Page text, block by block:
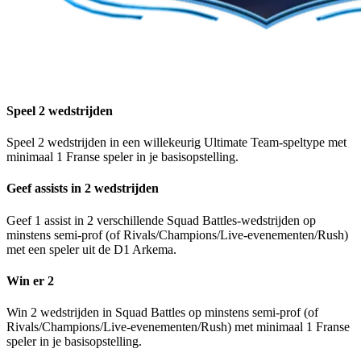
Speel 2 wedstrijden
Speel 2 wedstrijden in een willekeurig Ultimate Team-speltype met
minimaal 1 Franse speler in je basisopstelling.
Geef assists in 2 wedstrijden
Geef 1 assist in 2 verschillende Squad Battles-wedstrijden op
minstens semi-prof (of Rivals/Champions/Live-evenementen/Rush)
met een speler uit de D1 Arkema.
Win er 2
Win 2 wedstrijden in Squad Battles op minstens semi-prof (of
Rivals/Champions/Live-evenementen/Rush) met minimaal 1 Franse
speler in je basisopstelling.